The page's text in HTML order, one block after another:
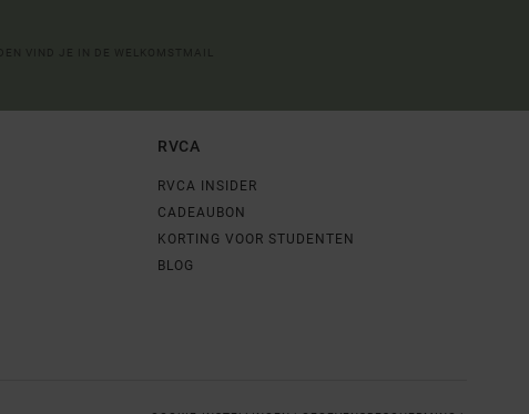
RVCA
RVCA INSIDER
CADEAUBON
KORTING VOOR STUDENTEN
BLOG